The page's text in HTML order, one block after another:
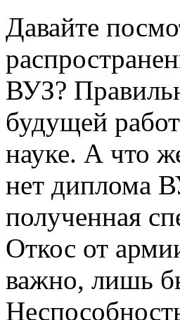
Давайте
ВУЗ?
будущей
науке. А что
нет диплома
полученная
Откос от
важно, лишь